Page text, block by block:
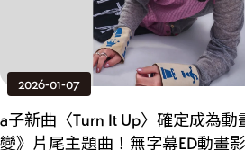
2026-01-07
a子新曲〈Turn It Up〉確定成為動
變》片尾主題曲！無字幕ED動畫